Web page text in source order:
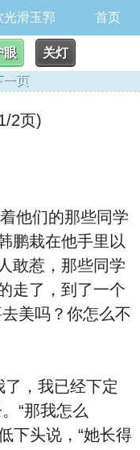
光滑玉郛 首页
眼
关灯
一页
2页)
他们的那些同学
鹏栽在他手里以
敢惹，那些同学
走了，到了一个
美吗？你怎么不
，我已经下定
“那我怎么
下头说，“她长得